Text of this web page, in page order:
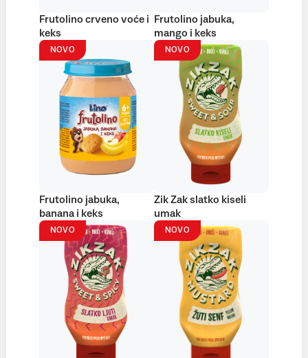
Frutolino crveno voće i
keks
Frutolino jabuka,
mango i keks
NOVO
Frutolino jabuka,
banana i keks
NOVO
Zik Zak slatko kiseli
umak
NOVO NOVO